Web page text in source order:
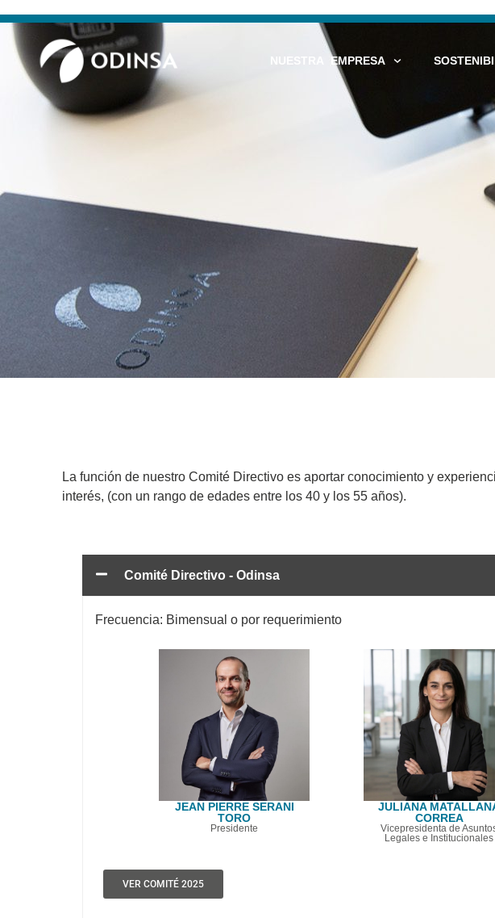
NUESTRA EMPRESA
Comité directivo
La función de nuestro Comité Directivo es aportar conocimiento y
interés, (con un rango de edades entre los 40 y los 55 años).
Comité Directivo - Odinsa
Frecuencia: Bimensual o por requerimiento
JEAN PIERRE SERANI
TORO
Presidente
JULIANA
CORREA
Vicepresidenta de
Legales e Institucionales
VER COMITÉ 2025